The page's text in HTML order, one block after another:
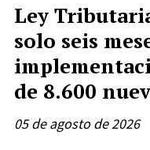
Ley
solo seis
de 8.600
05 de agosto de 2026